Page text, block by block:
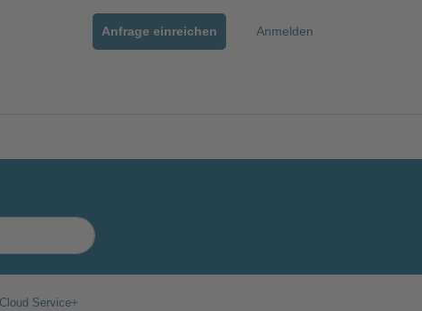
Anfrage einreichen Anmelden
Service+